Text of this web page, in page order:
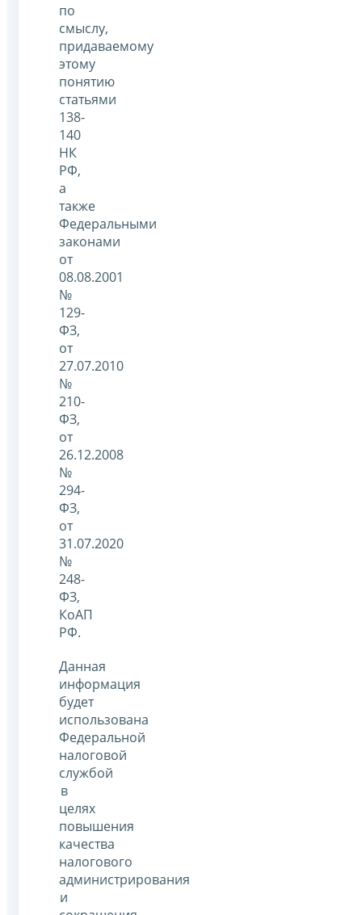
по
смыслу,
придаваемому
этому
понятию
статьями
138-
140
НК
РФ,
а
также
Федеральными
законами
от
08.08.2001
№
129-
ФЗ,
от
27.07.2010
№
210-
ФЗ,
от
26.12.2008
№
294-
ФЗ,
от
31.07.2020
№
248-
ФЗ,
КоАП
РФ.
Данная
информация
будет
использована
Федеральной
налоговой
службой
в
целях
повышения
качества
налогового
администрирования
и